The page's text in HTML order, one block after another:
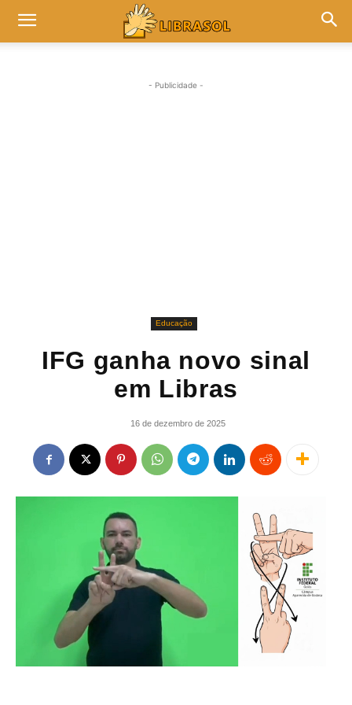
- Publicidade -
Educação
IFG ganha novo sinal
em Libras
16 de dezembro de 2025